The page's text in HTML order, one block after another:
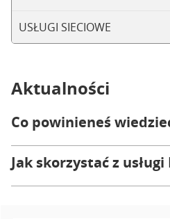
USŁUGI SIECIOWE
Aktualności
Co powinieneś
Jak skorzystać z